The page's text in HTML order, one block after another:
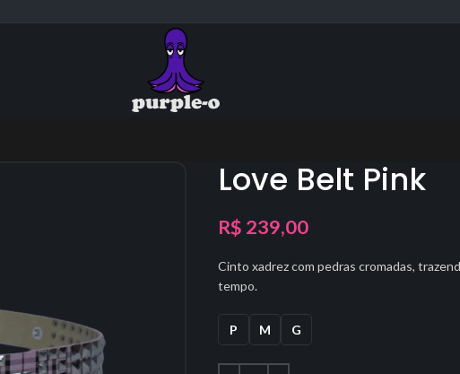
Love Belt Pink
R$ 239,00
Cinto xadrez com pedras cromadas,
tempo.
P M G